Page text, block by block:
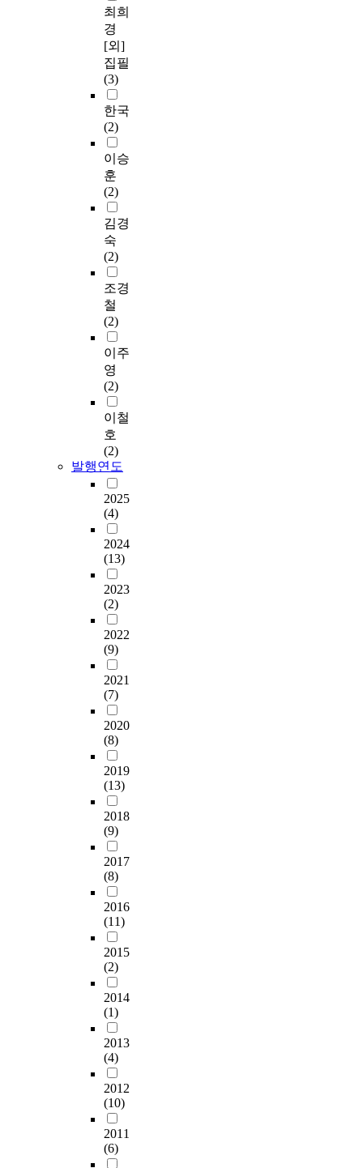
최희
경
[외]
집필
(3)
한국
(2)
이승
훈
(2)
김경
숙
(2)
조경
철
(2)
이주
영
(2)
이철
호
(2)
발행연도
2025
(4)
2024
(13)
2023
(2)
2022
(9)
2021
(7)
2020
(8)
2019
(13)
2018
(9)
2017
(8)
2016
(11)
2015
(2)
2014
(1)
2013
(4)
2012
(10)
2011
(6)